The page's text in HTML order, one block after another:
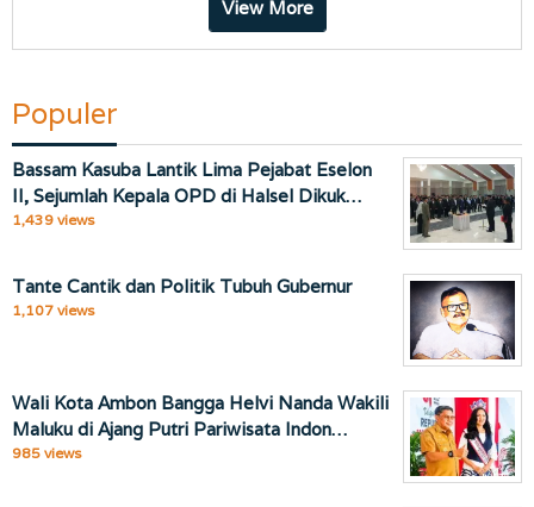
View More
Populer
Bassam Kasuba Lantik Lima Pejabat Eselon
II, Sejumlah Kepala OPD di Halsel Dikuk…
1,439 views
Tante Cantik dan Politik Tubuh Gubernur
1,107 views
Wali Kota Ambon Bangga Helvi Nanda Wakili
Maluku di Ajang Putri Pariwisata Indon…
985 views